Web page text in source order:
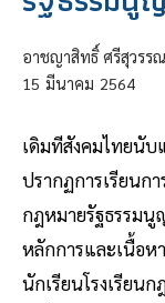
อาชญาสิทธิ์ ศรีสุวรรณ
15 มีนาคม 2564
เดิมทีสังคมไทยนับ
ปรากฏการเรียนก
กฎหมายรัฐธรรมนู
หลักการและเนื้อห
นักเรียนโรงเรียน